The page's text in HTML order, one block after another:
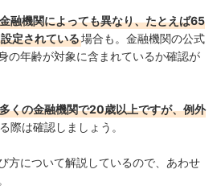
融機関によっても異なり、たとえば65
定されている場合も。金融機関の公式
の年齢が対象に含まれているか確認が
くの金融機関で20歳以上ですが、例外
際は確認しましょう。
方について解説しているので、あわせ